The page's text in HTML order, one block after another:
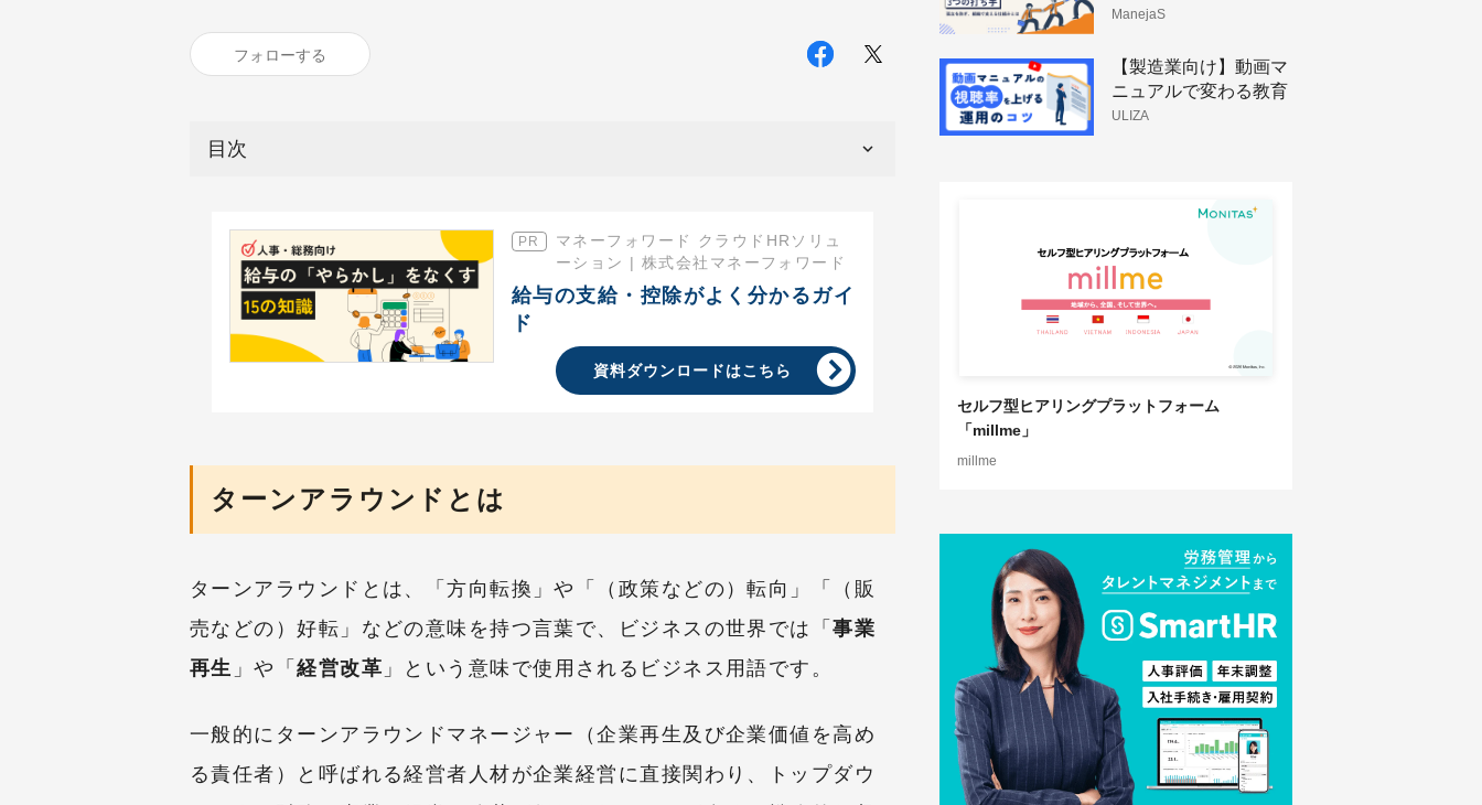
フォローする
目次
マネーフォワード クラウドHRソリュ
ーション | 株式会社マネーフォワード
給与の支給・控除がよく分かるガイ
ド
資料ダウンロードはこちら
ターンアラウンドとは
ターンアラウンドとは、「方向転換」や「（政策などの）転向」「（販
売などの）好転」などの意味を持つ言葉で、ビジネスの世界では「事業
再生 」や「経営改革 」という意味で使用されるビジネス用語です。
一般的にターンアラウンドマネージャー（企業再生及び企業価値を高め
る責任者）と呼ばれる経営者人材が企業経営に直接関わり、トップダウ
ージャーの「孤立」を
仕組み
ManejaS
【製造業向け】動画マ
ニュアルで変わる教育
体制と技術伝承
ULIZA
セルフ型ヒアリングプラットフォーム
「millme」
millme